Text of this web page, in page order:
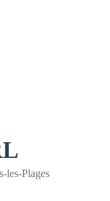
les-Plages